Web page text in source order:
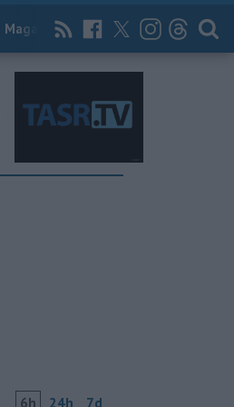
Magazín News Now Archív
6h 24h 7d